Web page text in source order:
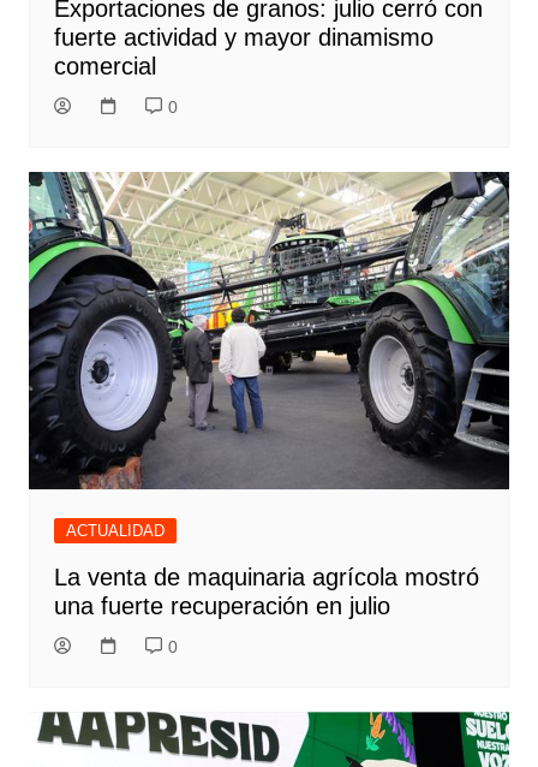
Exportaciones de granos: julio cerró con
fuerte actividad y mayor dinamismo
comercial
0
ACTUALIDAD
La venta de maquinaria agrícola mostró
una fuerte recuperación en julio
0